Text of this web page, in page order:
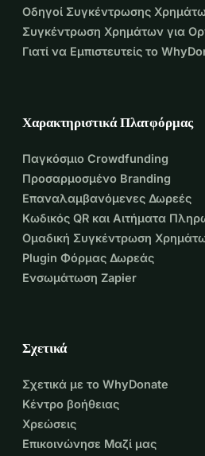
Οδηγοί Συγκέντρωσης
Συγκέντρωση Χρημάτων για
Γιατί να Εμπιστευτείς το
Χαρακτηριστικά Πλατφόρμας
Παγκόσμιο Crowdfunding
Προσαρμοσμένο Branding
Επαναλαμβανόμενες Δωρεές
Κωδικός QR και Αιτήματα
Ομαδική Συγκέντρωση
Plugin Φόρμας Δωρεάς
Ενσωμάτωση Zapier
Σχετικά
Σχετικά με το WhyDonate
Κέντρο βοήθειας
Χρεώσεις
Επικοινώνησε Μαζί μας